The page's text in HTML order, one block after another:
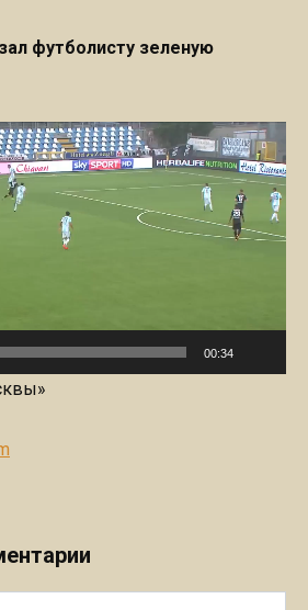
футболисту зеленую
00:34